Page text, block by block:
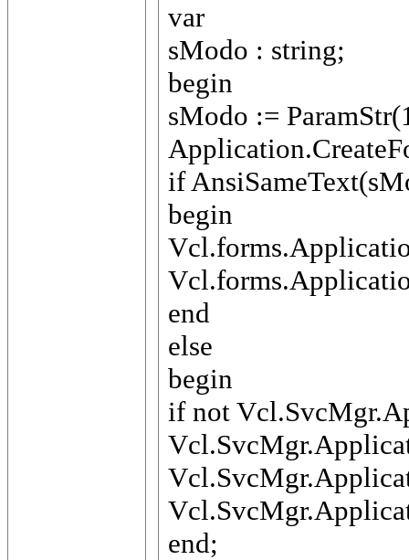
var
sModo : string;
begin
sModo :=
if
begin
end
else
begin
if not
end;